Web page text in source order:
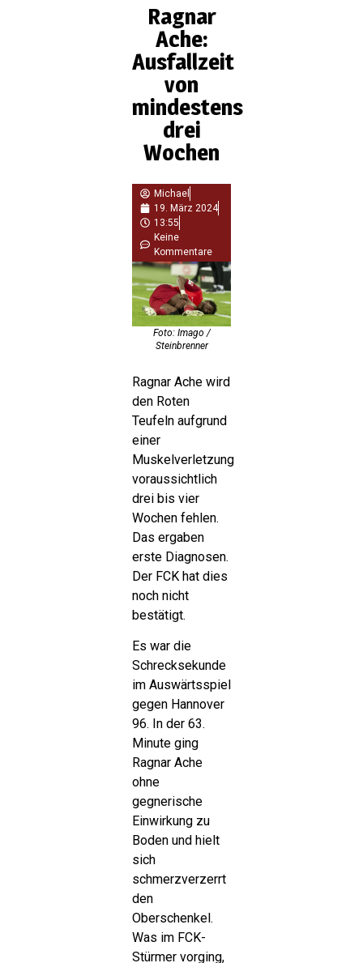
Ragnar
Ache:
Ausfallzeit
von
mindestens
drei
Wochen
Michael
19. März 2024
13:55
Keine
Kommentare
Foto: Imago /
Steinbrenner
Ragnar Ache wird
den Roten
Teufeln aufgrund
einer
Muskelverletzung
voraussichtlich
drei bis vier
Wochen fehlen.
Das ergaben
erste Diagnosen.
Der FCK hat dies
noch nicht
bestätigt.
Es war die
Schrecksekunde
im Auswärtsspiel
gegen Hannover
96. In der 63.
Minute ging
Ragnar Ache
ohne
gegnerische
Einwirkung zu
Boden und hielt
sich
schmerzverzerrt
den
Oberschenkel.
Was im FCK-
Stürmer vorging,